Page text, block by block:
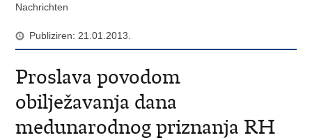
Nachrichten
Publiziren: 21.01.2013.
Proslava povodom
obilježavanja dana
medunarodnog priznanja RH